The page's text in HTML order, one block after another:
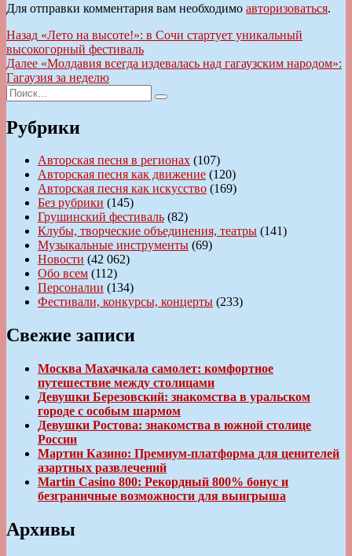
Для отправки комментария вам необходимо авторизоваться.
Навигация
по
записям
Назад Предыдущая
запись:
«Лето на высоте!»: в Сочи стартует уникальный
высокогорный фестиваль
Далее Следующая
запись:
«Молдавия всегда издевалась над гагаузским народом»:
Гагаузия за неделю
Искать:
Поиск
Рубрики
Авторская песня в регионах (107)
Авторская песня как движение (120)
Авторская песня как искусство (169)
Без рубрики (145)
Грушинский фестиваль (82)
Клубы, творческие объединения, театры (141)
Музыкальные инструменты (69)
Новости (42 062)
Обо всем (112)
Персоналии (134)
Фестивали, конкурсы, концерты (233)
Свежие записи
Москва Махачкала самолет: комфортное
путешествие между столицами
Девушки Березовский: знакомства в уральском
городе с особым шармом
Девушки Ростова: знакомства в южной столице
России
Мартин Казино: Премиум-платформа для ценителей
азартных развлечений
Martin Casino 800: Рекордный 800% бонус и
безграничные возможности для выигрыша
Архивы